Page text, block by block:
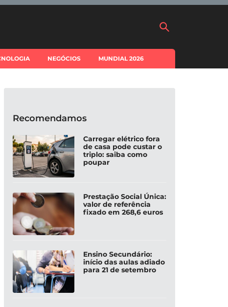
NEGÓCIOS MUNDIAL 2026
Recomendamos
Carregar elétrico fora
de casa pode custar o
triplo: saiba como
poupar
Prestação Social Única:
valor de referência
fixado em 268,6 euros
Ensino Secundário:
início das aulas adiado
para 21 de setembro